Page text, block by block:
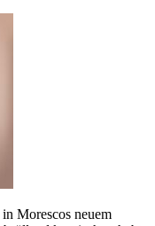
Morescos neuem